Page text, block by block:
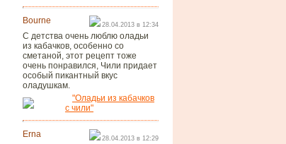
Bourne 28.04.2013 в 12:34
С детства очень люблю оладьи
из кабачков, особенно со
сметаной, этот рецепт тоже
очень понравился, Чили придает
особый пикантный вкус
оладушкам.
"Оладьи из кабачков
с чили"
Erna 28.04.2013 в 12:29